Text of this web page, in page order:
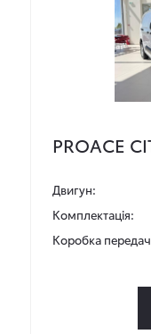
PROACE
Двигун:
Комплектація:
Коробка